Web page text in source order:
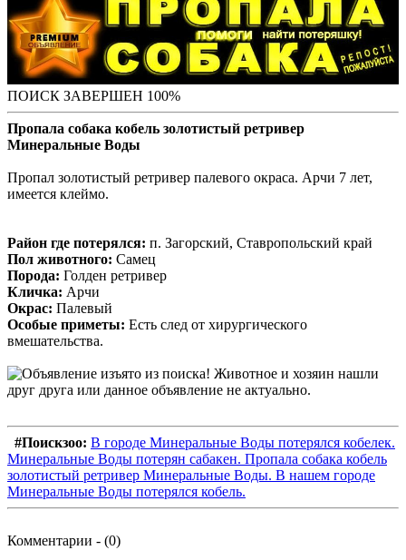
ПОИСК ЗАВЕРШЕН 100%
Пропала собака кобель золотистый ретривер
Минеральные Воды
Пропал золотистый ретривер палевого окраса. Арчи 7 лет,
имеется клеймо.
Район где потерялся: п. Загорский, Ставропольский край
Пол животного: Самец
Порода: Голден ретривер
Кличка: Арчи
Окрас: Палевый
Особые приметы: Есть след от хирургического
вмешательства.
#Поискзоо: В городе Минеральные Воды потерялся кобелек.
Минеральные Воды потерян сабакен. Пропала собака кобель
золотистый ретривер Минеральные Воды. В нашем городе
Минеральные Воды потерялся кобель.
Комментарии - (0)